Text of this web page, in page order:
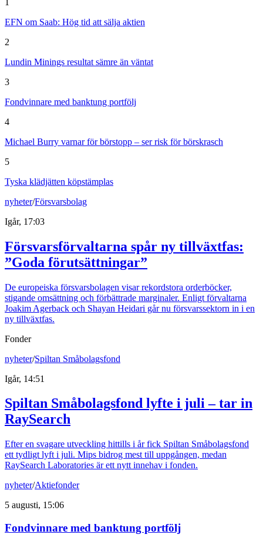
EFN om Saab: Hög tid att sälja aktien
2
Lundin Minings resultat sämre än väntat
3
Fondvinnare med banktung portfölj
4
Michael Burry varnar för börstopp – ser risk för börskrasch
5
Tyska klädjätten köpstämplas
nyheter/Försvarsbolag
Igår, 17:03
Försvarsförvaltarna spår ny tillväxtfas:
”Goda förutsättningar”
De europeiska försvarsbolagen visar rekordstora orderböcker,
stigande omsättning och förbättrade marginaler. Enligt förvaltarna
Joakim Agerback och Shayan Heidari går nu försvarssektorn in i en
ny tillväxtfas.
Fonder
nyheter/Spiltan Småbolagsfond
Igår, 14:51
Spiltan Småbolagsfond lyfte i juli – tar in
RaySearch
Efter en svagare utveckling hittills i år fick Spiltan Småbolagsfond
ett tydligt lyft i juli. Mips bidrog mest till uppgången, medan
RaySearch Laboratories är ett nytt innehav i fonden.
nyheter/Aktiefonder
5 augusti, 15:06
Fondvinnare med banktung portfölj